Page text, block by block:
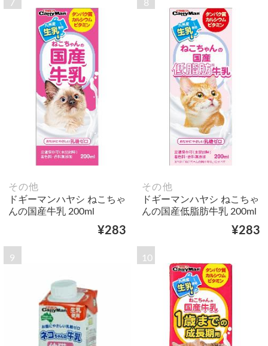
7
その他
ドギーマンハヤシ ねこちゃ
んの国産牛乳 200ml
¥283
8
その他
ドギーマンハヤシ ねこちゃ
んの国産低脂肪牛乳 200ml
¥283
9 10